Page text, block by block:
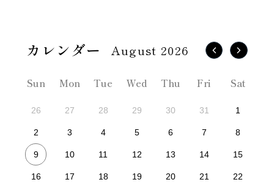
August 2026
Sun Mon Tue Wed Thu Fri Sat
26 27 28 29 30 31 1
2 3 4 5 6 7 8
9 10 11 12 13 14 15
16 17 18 19 20 21 22